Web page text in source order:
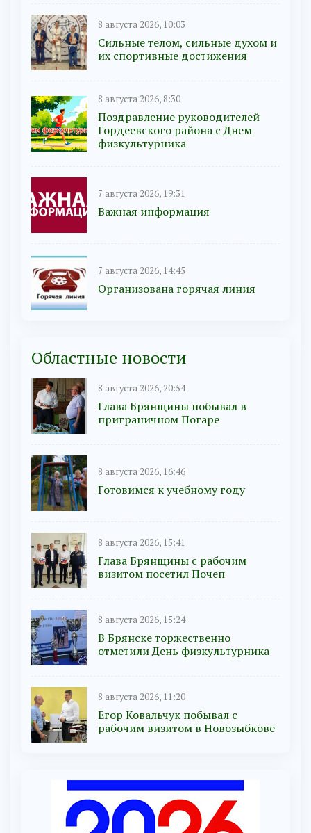
8 августа 2026, 10:03
Сильные телом, сильные духом и
их спортивные достижения
8 августа 2026, 8:30
Поздравление руководителей
Гордеевского района с Днем
физкультурника
7 августа 2026, 19:31
Важная информация
7 августа 2026, 14:45
Организована горячая линия
Областные новости
8 августа 2026, 20:54
Глава Брянщины побывал в
приграничном Погаре
8 августа 2026, 16:46
Готовимся к учебному году
8 августа 2026, 15:41
Глава Брянщины с рабочим
визитом посетил Почеп
8 августа 2026, 15:24
В Брянске торжественно
отметили День физкультурника
8 августа 2026, 11:20
Егор Ковальчук побывал с
рабочим визитом в Новозыбкове